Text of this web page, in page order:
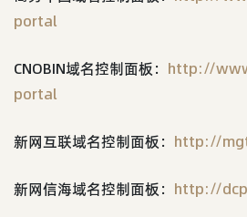
portal
CNOBIN域名控制面板： http://
portal
新网互联域名控制面板： http://
新网信海域名控制面板： http://